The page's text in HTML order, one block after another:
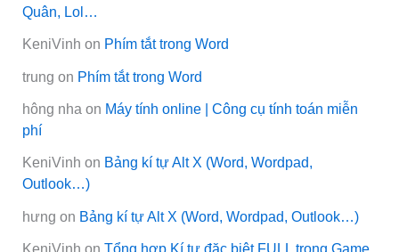
Quân, Lol…
KeniVinh on Phím tắt trong Word
trung on Phím tắt trong Word
hông nha on Máy tính online | Công cụ tính toán miễn
phí
KeniVinh on Bảng kí tự Alt X (Word, Wordpad,
Outlook…)
hưng on Bảng kí tự Alt X (Word, Wordpad, Outlook…)
KeniVinh onTổng hợp Kí tự đặc biệt FULL trong Game,